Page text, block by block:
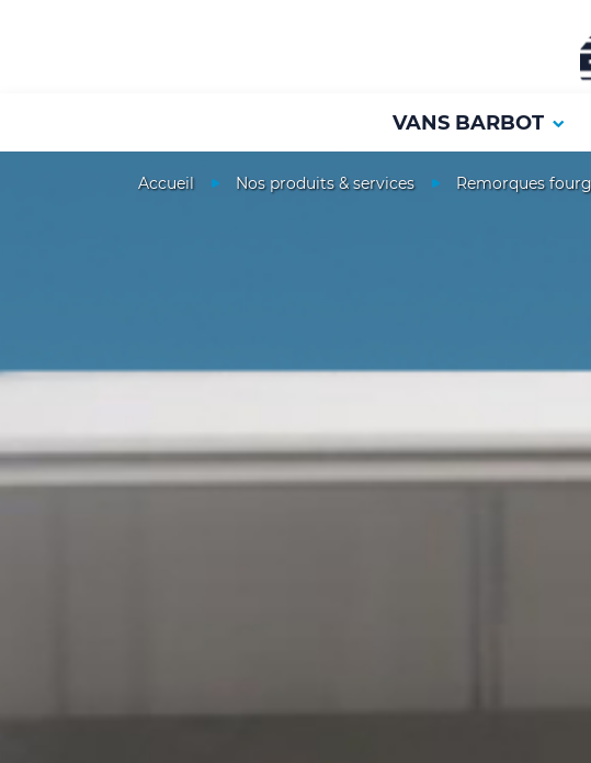
VANS BARBOT
Accueil Nos produits & services Remorques